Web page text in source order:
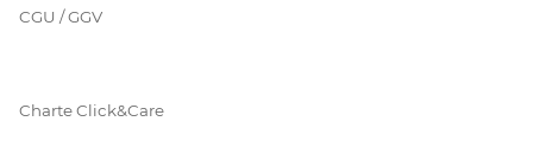
CGU / GGV
Charte Click&Care